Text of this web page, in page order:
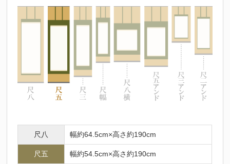
尺八 幅約64.5cm×高さ約190cm
尺五 幅約54.5cm×高さ約190cm